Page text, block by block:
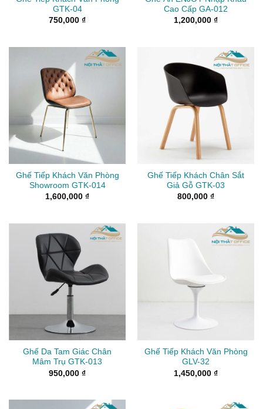
GTK-04
750,000 ₫
Cao Cấp GA-012
1,200,000 ₫
Ghế Tiếp Khách Văn Phòng
Showroom GTK-014
1,600,000 ₫
Ghế Tiếp Khách Chân Sắt
Giả Gỗ GTK-03
800,000 ₫
Ghế Da Tam Giác Chân
Mâm Trụ GTK-013
950,000 ₫
Ghế Tiếp Khách Văn Phòng
GLV-32
1,450,000 ₫